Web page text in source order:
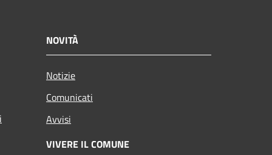
NOVITÀ
Notizie
Comunicati
Avvisi
VIVERE IL COMUNE